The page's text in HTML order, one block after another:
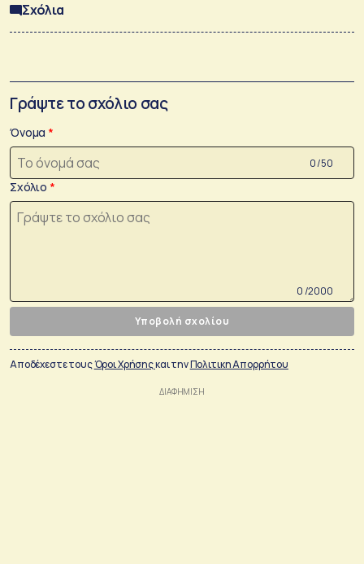
Σχόλια
Γράψτε το σχόλιο σας
Όνομα
0 /50
Σχόλιο
0 /2000
Υποβολή σχολίου
Αποδέχεστε τουςΌροι Χρήσηςκαι τηνΠολιτικη Απορρήτου